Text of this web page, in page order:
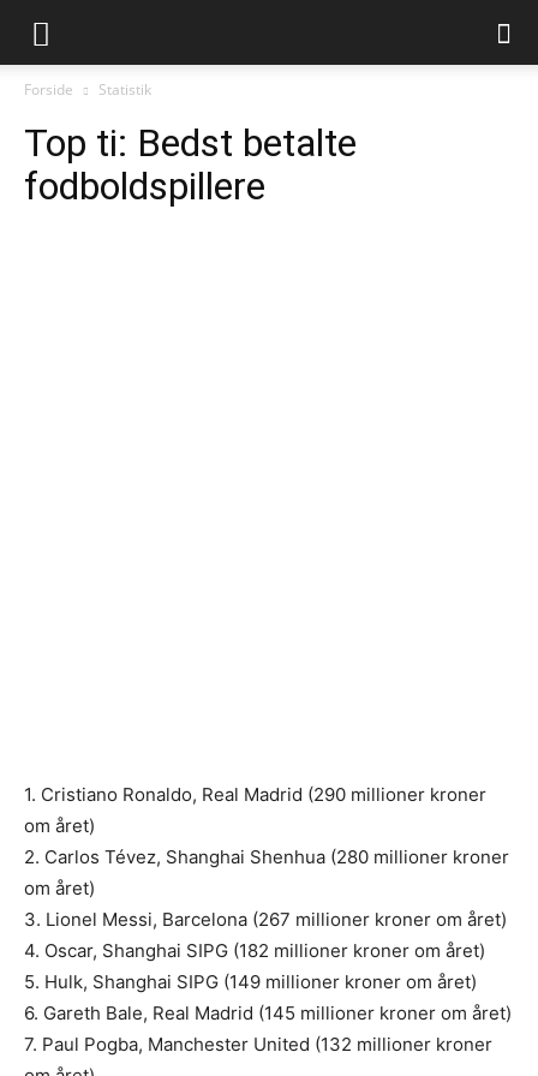
Forside Statistik
Top ti: Bedst betalte
fodboldspillere
1. Cristiano Ronaldo, Real Madrid (290 millioner kroner
om året)
2. Carlos Tévez, Shanghai Shenhua (280 millioner kroner
om året)
3. Lionel Messi, Barcelona (267 millioner kroner om året)
4. Oscar, Shanghai SIPG (182 millioner kroner om året)
5. Hulk, Shanghai SIPG (149 millioner kroner om året)
6. Gareth Bale, Real Madrid (145 millioner kroner om året)
7. Paul Pogba, Manchester United (132 millioner kroner